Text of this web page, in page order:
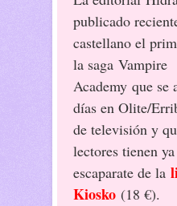
publicado
castellano el
la saga Vampire
Academy que se
días en Olite/
de televisión y
lectores tienen
escaparate de la
Kiosko (18 €).